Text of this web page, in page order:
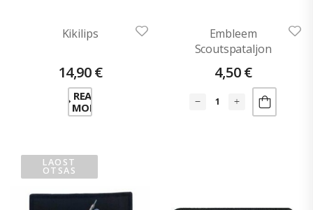
Kikilips
14,90€
READ
MORE
Embleem
Scoutspataljon
liimiga
4,50€
LAOST
OTSAS